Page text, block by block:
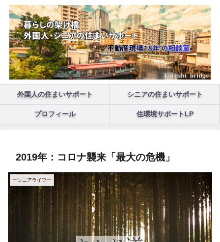
外国人の住まいサポート シニアの住まいサポート
プロフィール 住環境サポートLP
2019年：コロナ襲来「最大の危機」
ーシニアライフー